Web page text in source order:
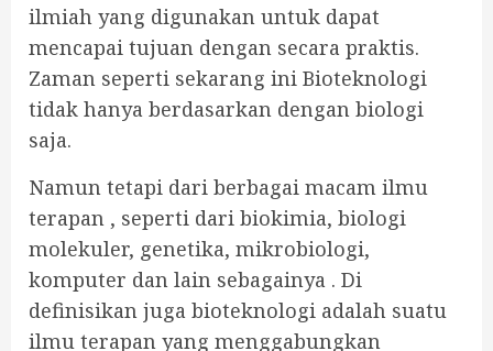
ilmiah yang digunakan untuk dapat
mencapai tujuan dengan secara praktis.
Zaman seperti sekarang ini Bioteknologi
tidak hanya berdasarkan dengan biologi
saja.
Namun tetapi dari berbagai macam ilmu
terapan , seperti dari biokimia, biologi
molekuler, genetika, mikrobiologi,
komputer dan lain sebagainya . Di
definisikan juga bioteknologi adalah suatu
ilmu terapan yang menggabungkan